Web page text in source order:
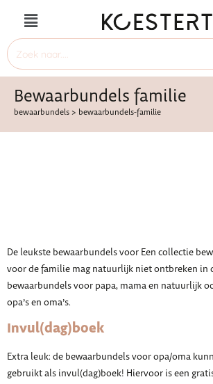
Bewaarbundels familie
bewaarbundels > bewaarbundels-familie
De leukste bewaarbundels voor Een collectie
voor de familie mag natuurlijk niet ontbreken in
bewaarbundels voor papa, mama en natuurlijk
opa’s en oma’s.
Invul(dag)boek
Extra leuk: de bewaarbundels voor opa/oma
gebruikt als invul(dag)boek! Hiervoor is een